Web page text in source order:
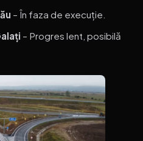
– În faza de execuție.
– Progres lent, posibilă